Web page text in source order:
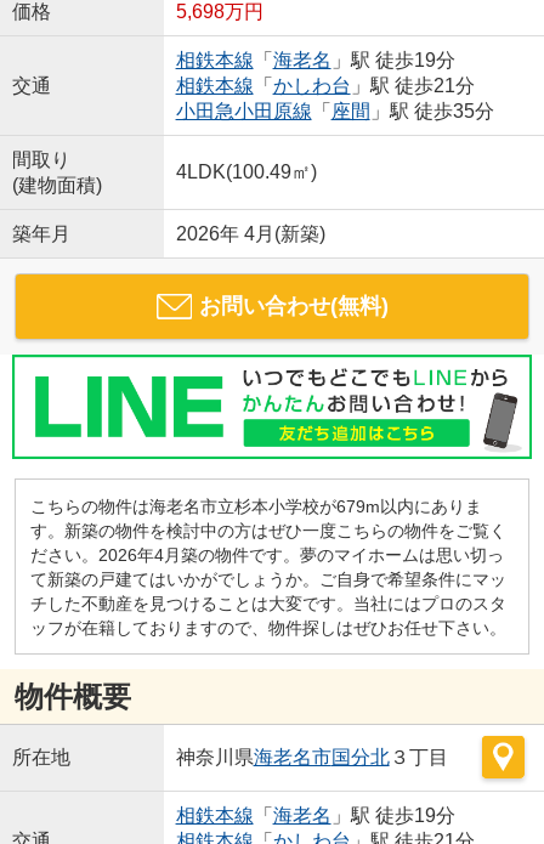
価格 5,698万円
交通
相鉄本線 「 海老名 」駅 徒歩19分
相鉄本線 「 かしわ台 」駅 徒歩21分
小田急小田原線 「 座間 」駅 徒歩35分
間取り
(建物面積)
4LDK(100.49㎡)
築年月 2026年 4月(新築)
お問い合わせ(無料)
こちらの物件は海老名市立杉本小学校が679m以内にありま
す。新築の物件を検討中の方はぜひ一度こちらの物件をご覧く
ださい。2026年4月築の物件です。夢のマイホームは思い切っ
て新築の戸建てはいかがでしょうか。ご自身で希望条件にマッ
チした不動産を見つけることは大変です。当社にはプロのスタ
ッフが在籍しておりますので、物件探しはぜひお任せ下さい。
物件概要
所在地 神奈川県海老名市国分北３丁目
相鉄本線 「 海老名 」駅 徒歩19分